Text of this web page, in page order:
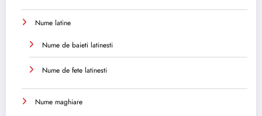
Nume latine
Nume de baieti latinesti
Nume de fete latinesti
Nume maghiare